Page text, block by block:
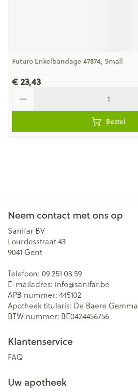
Futuro Enkelbandage 47874, Small
€ 23,43
Bestel
Neem contact met ons op
Sanifar BV
Lourdesstraat 43
9041 Gent
Telefoon: 09 251 03 59
E-mailadres: info@sanifar.be
APB nummer: 445102
Apotheek titularis: De Baere Gemma
BTW nummer: BE0424456756
Klantenservice
FAQ
Uw apotheek